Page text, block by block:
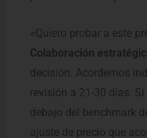
«Quiero probar a este
Colaboración
decisión. Acordemos
revisión a 21-30 días.
debajo del benchmark
ajuste de precio que